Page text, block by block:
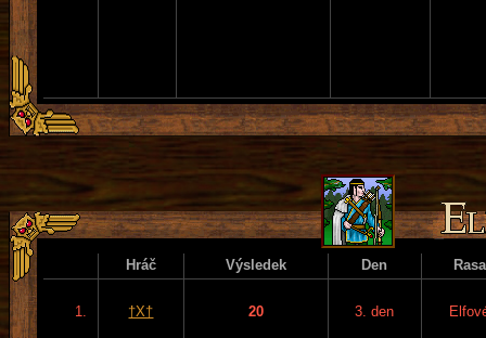
Hráč Výsledek Den Rasa
1. †X† 20 3. den